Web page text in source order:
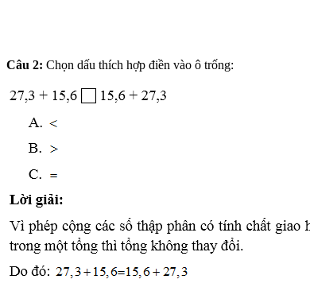
Câu 2: Chọn dấu thích hợp điền vào ô trống: